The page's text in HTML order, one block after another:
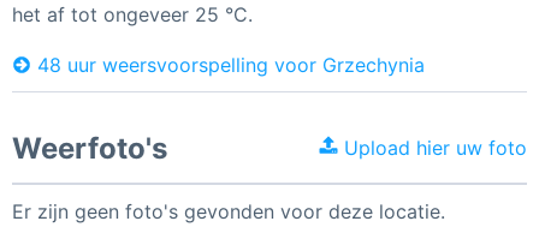
het af tot ongeveer 25 °C.
48 uur weersvoorspelling voor Grzechynia
Weerfoto's Upload hier uw foto
Er zijn geen foto's gevonden voor deze locatie.